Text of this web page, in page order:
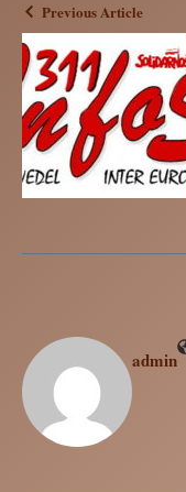
Previous Article
admin